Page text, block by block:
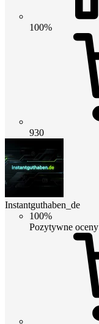
100%
930
Instantguthaben_de
100%
Pozytywne oceny